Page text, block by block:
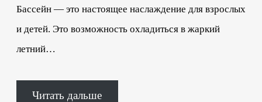
Бассейн — это настоящее наслаждение для взрослых
и детей. Это возможность охладиться в жаркий
летний…
Читать дальше